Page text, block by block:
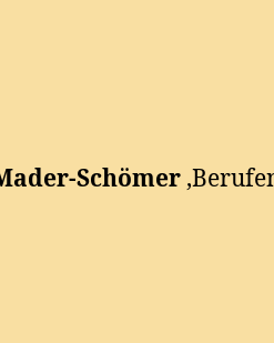
Schömer